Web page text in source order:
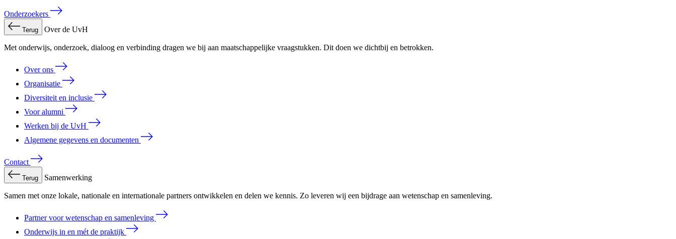
Onderzoekers
Terug Over de UvH
Met onderwijs, onderzoek, dialoog en verbinding dragen we bij aan maatschappelijke vraagstukken. Dit doen we dichtbij en betrokken.
Over ons
Organisatie
Diversiteit en inclusie
Voor alumni
Werken bij de UvH
Algemene gegevens en documenten
Contact
Terug Samenwerking
Samen met onze lokale, nationale en internationale partners ontwikkelen en delen we kennis. Zo leveren wij een bijdrage aan wetenschap en samenleving.
Partner voor wetenschap en samenleving
Onderwijs in en mét de praktijk